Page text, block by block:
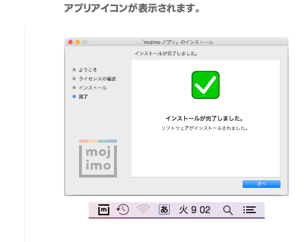
アプリアイコンが表示されます。